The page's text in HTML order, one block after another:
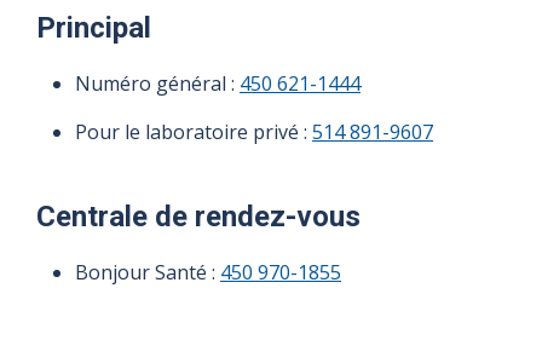
Principal
Numéro général : 450 621-1444
Pour le laboratoire privé : 514 891-9607
Centrale de rendez-vous
Bonjour Santé : 450 970-1855